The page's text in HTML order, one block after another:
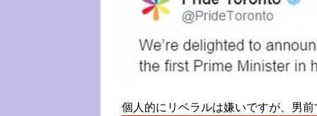
個人的にリベラルは嫌いですが、男